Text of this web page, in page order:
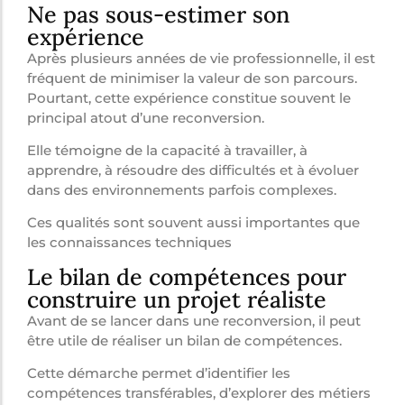
Ne pas sous-estimer son
expérience
Après plusieurs années de vie professionnelle, il est
fréquent de minimiser la valeur de son parcours.
Pourtant, cette expérience constitue souvent le
principal atout d’une reconversion.
Elle témoigne de la capacité à travailler, à
apprendre, à résoudre des difficultés et à évoluer
dans des environnements parfois complexes.
Ces qualités sont souvent aussi importantes que
les connaissances techniques
Le bilan de compétences pour
construire un projet réaliste
Avant de se lancer dans une reconversion, il peut
être utile de réaliser un bilan de compétences.
Cette démarche permet d’identifier les
compétences transférables, d’explorer des métiers